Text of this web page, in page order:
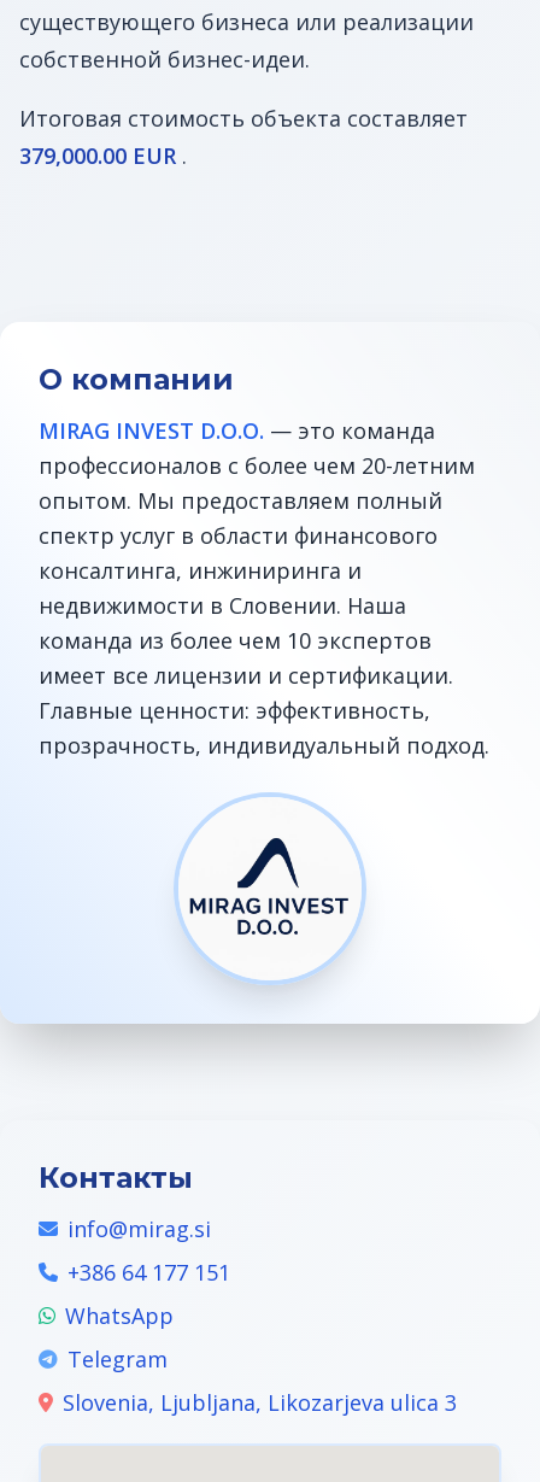
существующего бизнеса или реализации
собственной бизнес-идеи.
Итоговая стоимость объекта составляет
379,000.00 EUR .
О компании
MIRAG INVEST D.O.O. — это команда
профессионалов с более чем 20-летним
опытом. Мы предоставляем полный
спектр услуг в области финансового
консалтинга, инжиниринга и
недвижимости в Словении. Наша
команда из более чем 10 экспертов
имеет все лицензии и сертификации.
Главные ценности: эффективность,
прозрачность, индивидуальный подход.
Контакты
info@mirag.si
+386 64 177 151
WhatsApp
Telegram
Slovenia, Ljubljana, Likozarjeva ulica 3